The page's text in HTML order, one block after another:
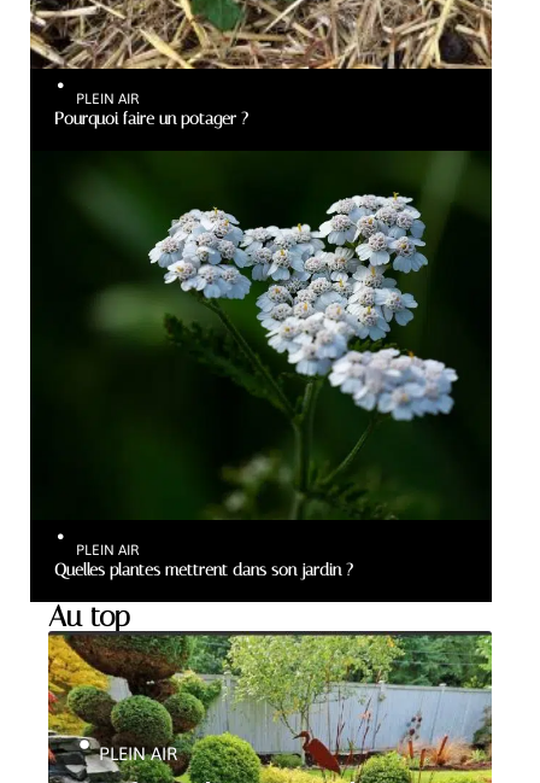
PLEIN AIR
Pourquoi faire un potager ?
PLEIN AIR
Quelles plantes mettrent dans son jardin ?
Au top
PLEIN AIR